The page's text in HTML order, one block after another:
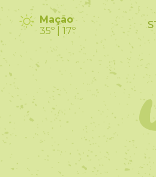
Mação
35º | 17º